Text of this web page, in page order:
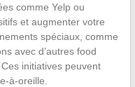
comme Yelp ou
et augmenter votre
spéciaux, comme
avec d’autres food
initiatives peuvent
à-oreille.